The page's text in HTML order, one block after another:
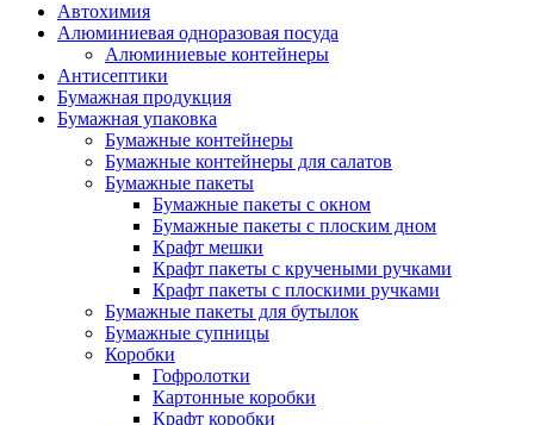
Автохимия
Алюминиевая одноразовая посуда
Алюминиевые контейнеры
Антисептики
Бумажная продукция
Бумажная упаковка
Бумажные контейнеры
Бумажные контейнеры для салатов
Бумажные пакеты
Бумажные пакеты с окном
Бумажные пакеты с плоским дном
Крафт мешки
Крафт пакеты с кручеными ручками
Крафт пакеты с плоскими ручками
Бумажные пакеты для бутылок
Бумажные супницы
Коробки
Гофролотки
Картонные коробки
Крафт коробки